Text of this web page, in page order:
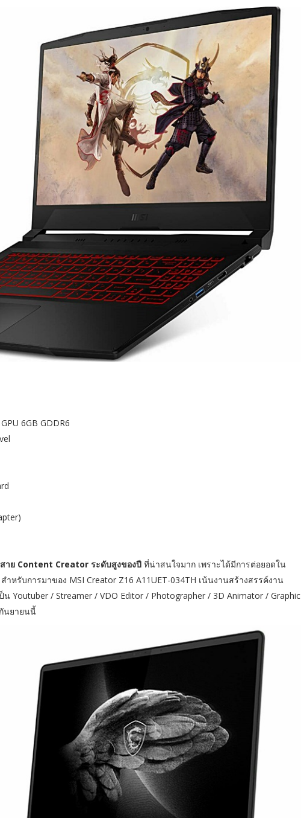
6GB GDDR6
าย Content Creator ระดับสูงของปี ที่น่าสนใจมาก เพราะได้มีการต่อยอดใน
ำหรับการมาของ MSI Creator Z16 A11UET-034TH เน้นงานสร้างสรรค์งาน
Youtuber / Streamer / VDO Editor / Photographer / 3D Animator / Graphic
นยายนนี้